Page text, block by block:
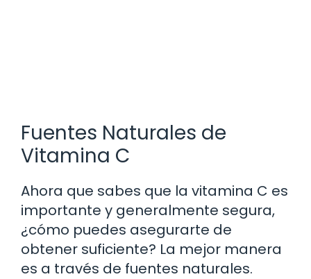
Fuentes Naturales de
Vitamina C
Ahora que sabes que la vitamina C es
importante y generalmente segura,
¿cómo puedes asegurarte de
obtener suficiente? La mejor manera
es a través de fuentes naturales.